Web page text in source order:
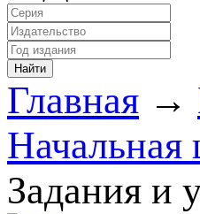
Главная →
Начальная
Задания и